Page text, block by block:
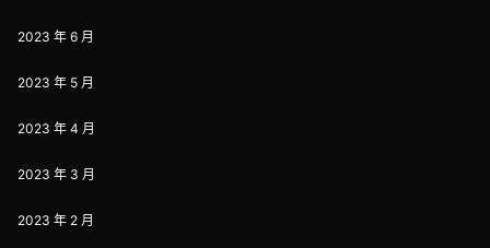
2023 年 6 月
2023 年 5 月
2023 年 4 月
2023 年 3 月
2023 年 2 月